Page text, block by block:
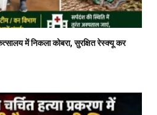
में निकला कोबरा, सुरक्षित रेस्क्यू कर